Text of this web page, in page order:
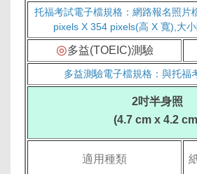
托福考試電子檔規格：網路報名照片
pixels X 354 pixels(高 X 寬),大小
◎多益(TOEIC)測驗
多益測驗電子檔規格：與托福
2吋半身照
(4.7 cm x 4.2
適用種類